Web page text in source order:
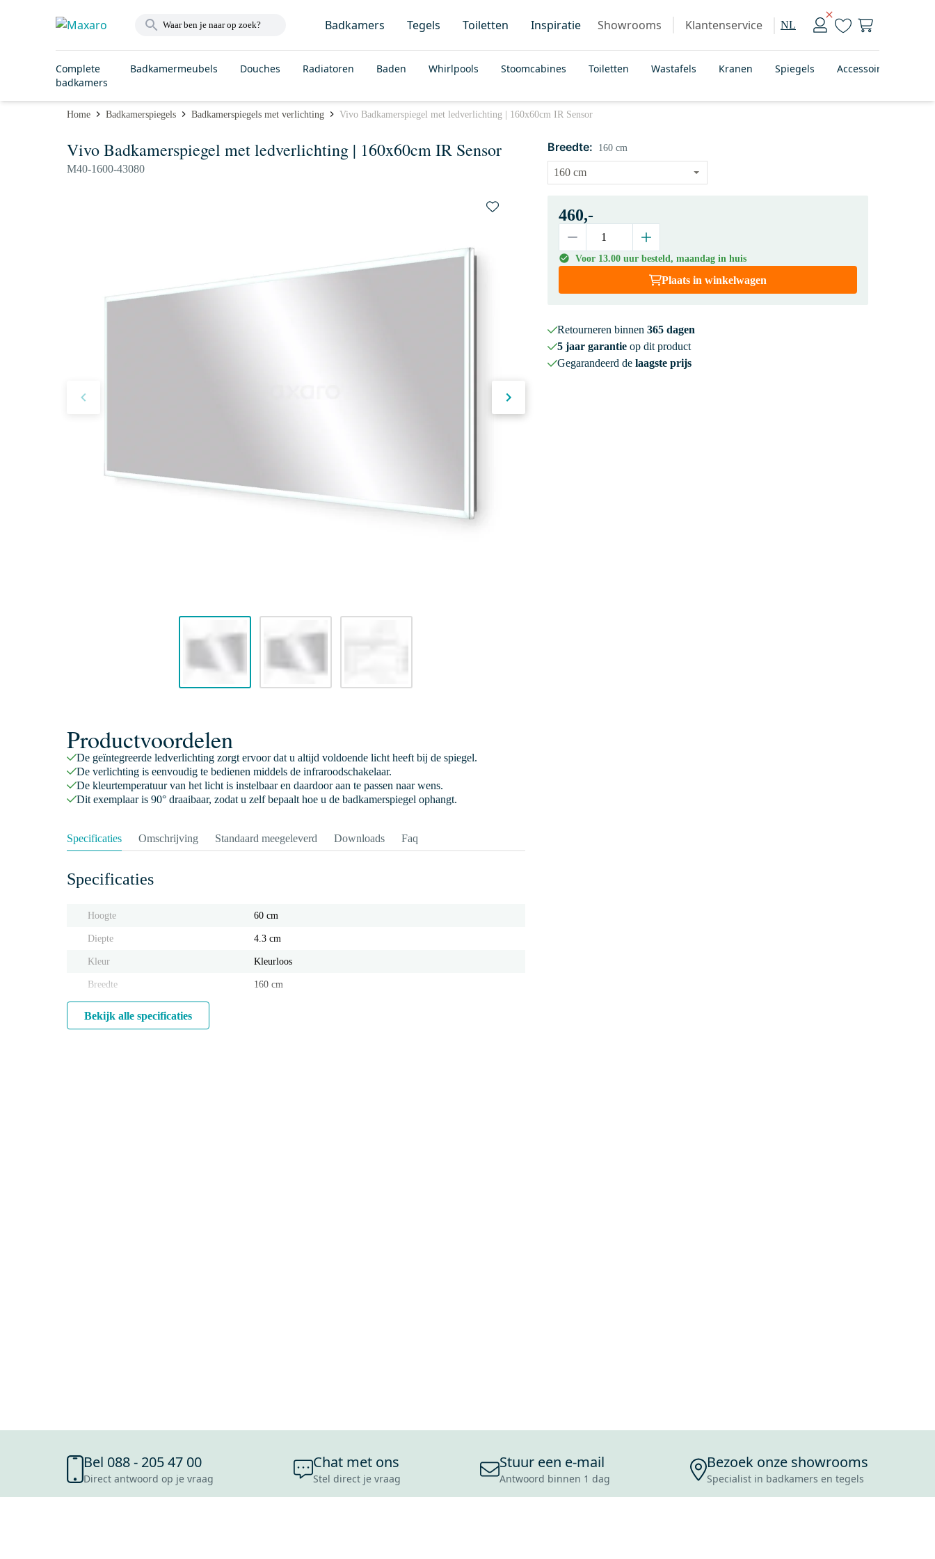
Badkamers Tegels Toiletten Inspiratie Showrooms Klantenservice NL
Complete
badkamers
Badkamermeubels Douches Radiatoren Baden Whirlpools Stoomcabines Toiletten Wastafels Kranen Spiegels Accessoires
Home Badkamerspiegels Badkamerspiegels met verlichting Vivo Badkamerspiegel met ledverlichting | 160x60cm IR Sensor
Vivo Badkamerspiegel met ledverlichting | 160x60cm IR Sensor
M40-1600-43080
Breedte: 160 cm
460,-
Voor 13.00 uur besteld, maandag in huis
Plaats in winkelwagen
Retourneren binnen 365 dagen
5 jaar garantieop dit product
Gegarandeerd de laagste prijs
Productvoordelen
De geïntegreerde ledverlichting zorgt ervoor dat u altijd voldoende licht heeft bij de spiegel.
De verlichting is eenvoudig te bedienen middels de infraroodschakelaar.
De kleurtemperatuur van het licht is instelbaar en daardoor aan te passen naar wens.
Dit exemplaar is 90° draaibaar, zodat u zelf bepaalt hoe u de badkamerspiegel ophangt.
Specificaties Omschrijving Standaard meegeleverd Downloads Faq
Specificaties
Hoogte 60 cm
Diepte 4.3 cm
Kleur Kleurloos
Breedte 160 cm
Bekijk alle specificaties
Bel 088 - 205 47 00
Direct antwoord op je vraag
Chat met ons
Stel direct je vraag
Stuur een e-mail
Antwoord binnen 1 dag
Bezoek onze showrooms
Specialist in badkamers en tegels